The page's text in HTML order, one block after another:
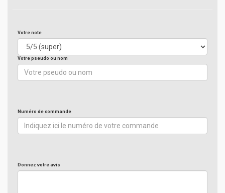
Votre note
Votre pseudo ou nom
Numéro de commande
Donnez votre avis